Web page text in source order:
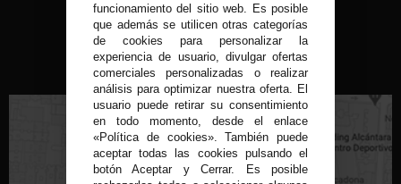
VISITA NUESTRA TIENDA FÍSICA
funcionamiento del sitio web. Es posible
que además se utilicen otras categorías
de cookies para personalizar la
experiencia de usuario, divulgar ofertas
comerciales personalizadas o realizar
análisis para optimizar nuestra oferta. El
usuario puede retirar su consentimiento
en todo momento, desde el enlace
«Política de cookies». También puede
aceptar todas las cookies pulsando el
botón Aceptar y Cerrar. Es posible